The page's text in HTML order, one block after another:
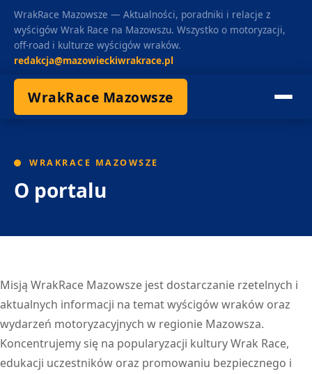
WrakRace Mazowsze — Aktualności, poradniki i relacje z
wyścigów Wrak Race na Mazowszu. Wszystko o motoryzacji,
off-road i kulturze wyścigów wraków.
redakcja@mazowieckiwrakrace.pl
WrakRace Mazowsze
WRAKRACE MAZOWSZE
O portalu
Misją WrakRace Mazowsze jest dostarczanie rzetelnych i
aktualnych informacji na temat wyścigów wraków oraz
wydarzeń motoryzacyjnych w regionie Mazowsza.
Koncentrujemy się na popularyzacji kultury Wrak Race,
edukacji uczestników oraz promowaniu bezpiecznego i